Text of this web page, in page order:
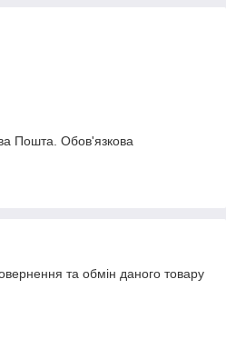
Пошта. Обов'язкова
та обмін даного товару